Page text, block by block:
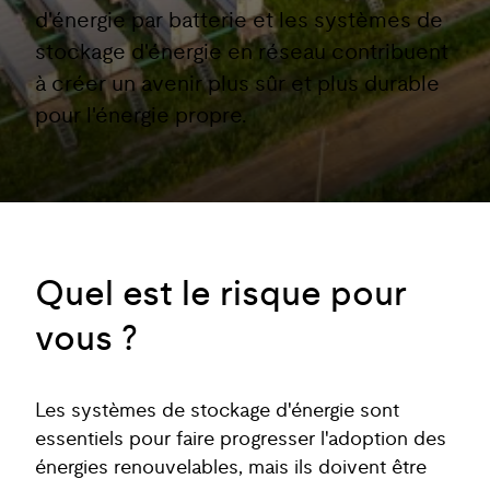
d'énergie par batterie et les systèmes de
stockage d'énergie en réseau contribuent
à créer un avenir plus sûr et plus durable
pour l'énergie propre.
Quel est le risque pour
vous ?
Les systèmes de stockage d'énergie sont
essentiels pour faire progresser l'adoption des
énergies renouvelables, mais ils doivent être